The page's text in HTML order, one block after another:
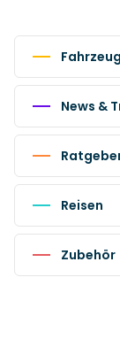
News &
Reisen
Zubehör